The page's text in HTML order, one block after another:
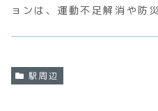
ョンは、運動不足解消や防
駅周辺